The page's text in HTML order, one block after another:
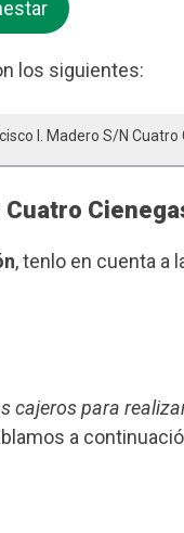
los siguientes:
I. Madero S/n
, tenlo en cuenta a
cajeros para
a